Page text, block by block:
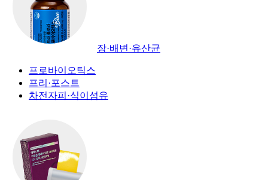
장·배변·유산균
프로바이오틱스
프리·포스트
차전자피·식이섬유